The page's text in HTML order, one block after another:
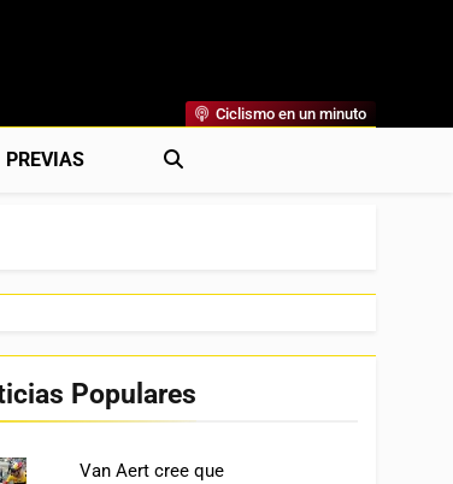
Y Más. La Web Ciclista De Referencia.
Ciclismo en un minuto
PREVIAS
Populares
Van Aert cree que